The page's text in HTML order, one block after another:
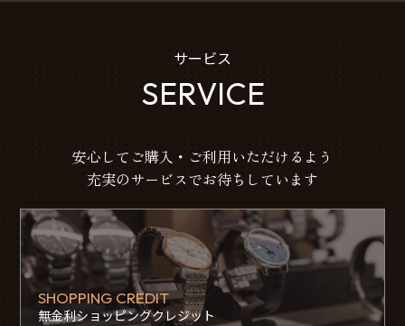
サービス
SERVICE
安心してご購入・ご利用いただけるよう
充実のサービスでお待ちしています
SHOPPING CREDIT
無金利ショッピングクレジット